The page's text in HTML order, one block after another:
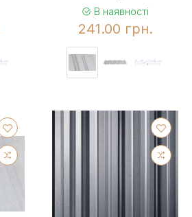
В наявності
241.00 грн.